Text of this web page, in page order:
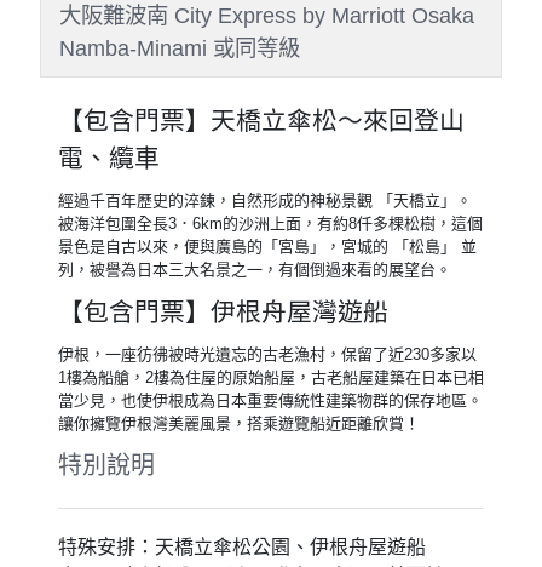
飯店→日本威尼斯－伊根舟屋
(米其林二星景點)～搭乘伊根灣
觀光船→天橋立傘松公園→飯店
早餐：飯店內早餐
午餐：豬肉陶板燒烤海鮮御膳套餐
晚餐：方便遊玩敬請自理
住宿：大阪心齋橋格蘭多飯店
Shinsaibashi Grand Hotel Osaka 或
SARASA HOTEL 道頓堀 SARASA HOTEL
DOUTONBORI 或 SARASA HOTEL 新大阪
SARASA HOTEL Shin-Osaka 或 SARASA
HOTEL 心齋橋 SARASA HOTEL
Shinsaibashi 或 SARASA HOTEL 難波
SARASA HOTEL Namba 或 大阪新今宮萬